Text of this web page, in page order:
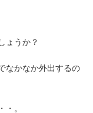
ょうか？
なかなか外出するの
。